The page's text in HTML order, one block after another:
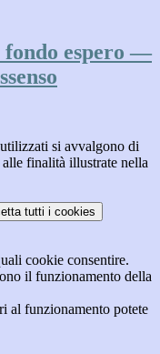
fondo espero —
si avvalgono di
finalità illustrate nella
tutti i cookies
cookie consentire.
il funzionamento della
al funzionamento potete